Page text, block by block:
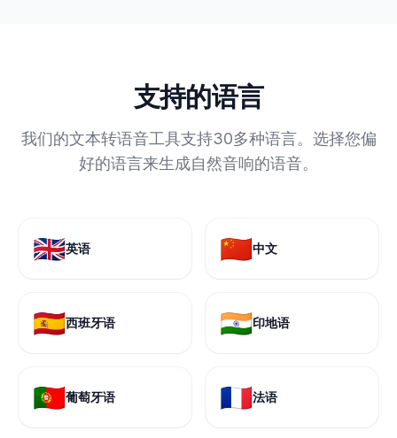
支持的语言
我们的文本转语音工具支持30多种语言。选择您偏
好的语言来生成自然音响的语音。
🇬🇧英语 🇨🇳中文
🇪🇸西班牙语 🇮🇳印地语
🇵🇹葡萄牙语 🇫🇷法语